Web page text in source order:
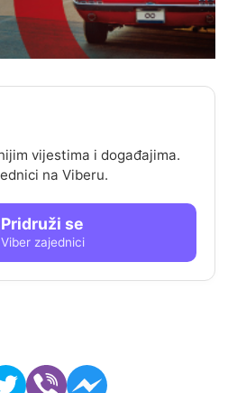
vijestima i događajima.
na Viberu.
Pridruži se
Viber zajednici